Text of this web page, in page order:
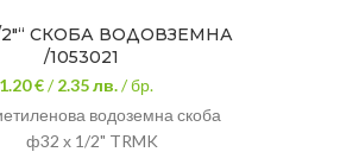
2″“ СКОБА ВОДОВЗЕМНА
/1053021
1.20 €/2.35лв. / бр.
водоземна скоба
ф32 х 1/2" TRMK